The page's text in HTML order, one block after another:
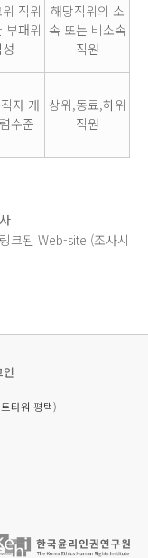
직위
부패위
해당직위의 소
속 또는 비소속
직원
자 개
수준
상위,동료,하위
직원
크된 Web-site (조사시
타워 평택)